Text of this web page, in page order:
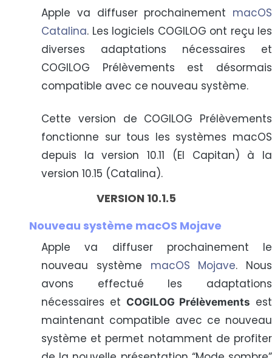
Apple va diffuser prochainement macOS
Catalina. Les logiciels COGILOG ont reçu les
diverses adaptations nécessaires et
COGILOG Prélèvements est désormais
compatible avec ce nouveau système.
Cette version de COGILOG Prélèvements
fonctionne sur tous les systèmes macOS
depuis la version 10.11 (El Capitan) à la
version 10.15 (Catalina).
VERSION 10.1.5
Nouveau système macOS Mojave
Apple va diffuser prochainement le
nouveau système macOS Mojave. Nous
avons effectué les adaptations
nécessaires et COGILOG Prélèvements est
maintenant compatible avec ce nouveau
système et permet notamment de profiter